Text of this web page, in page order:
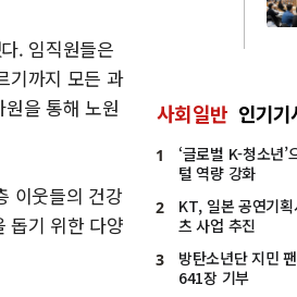
. 임직원들은
까지 모든 과
을 통해 노원
이웃들의 건강
돕기 위한 다양
사회일반 인기기
1
‘글로벌 K-청소년
털 역량 강화
2
KT, 일본 공연기획
츠 사업 추진
3
방탄소년단 지민
641장 기부